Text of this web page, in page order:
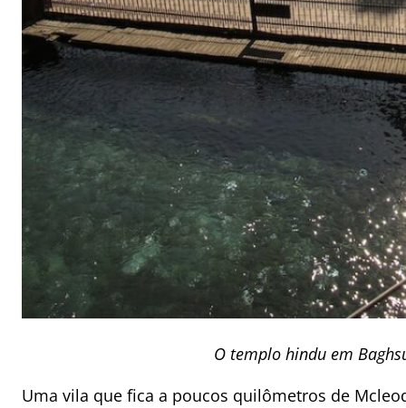
O templo hindu em
Uma vila que fica a poucos quilômetros de